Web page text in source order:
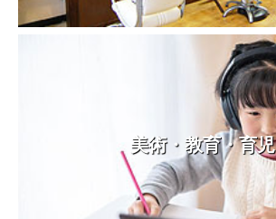
美術・教育・育児